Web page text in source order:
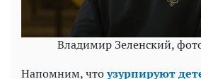
Владимир Зеленский,
Напомним, чтоузурпируют